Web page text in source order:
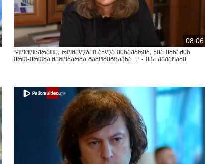
08:06
"ფოტოსურათი, რომელზეც ახლა ვისაუბრებ, ნია იმნაძის
ერთ-ერთმა მეგობარმა გამომიგზავნა..." - ეკა კუპატაძე